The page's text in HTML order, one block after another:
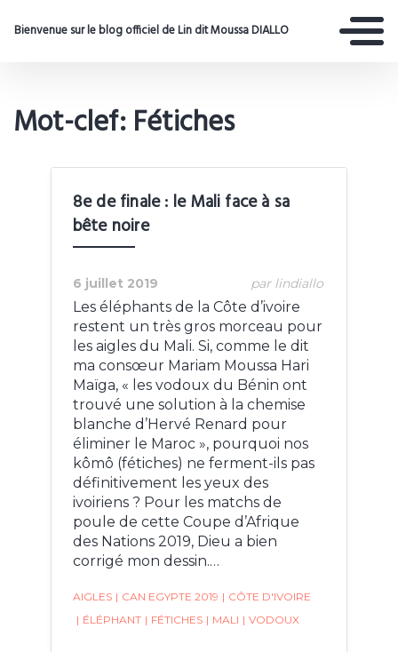
Bienvenue sur le blog officiel de Lin dit Moussa DIALLO
Mot-clef: Fétiches
8e de finale : le Mali face à sa
bête noire
6 juillet 2019 par lindiallo
Les éléphants de la Côte d’ivoire
restent un très gros morceau pour
les aigles du Mali. Si, comme le dit
ma consœur Mariam Moussa Hari
Maïga, « les vodoux du Bénin ont
trouvé une solution à la chemise
blanche d’Hervé Renard pour
éliminer le Maroc », pourquoi nos
kômô (fétiches) ne ferment-ils pas
définitivement les yeux des
ivoiriens ? Pour les matchs de
poule de cette Coupe d’Afrique
des Nations 2019, Dieu a bien
corrigé mon dessin.…
AIGLES | CAN EGYPTE 2019 | CÔTE D'IVOIRE
| ÉLÉPHANT | FÉTICHES | MALI | VODOUX